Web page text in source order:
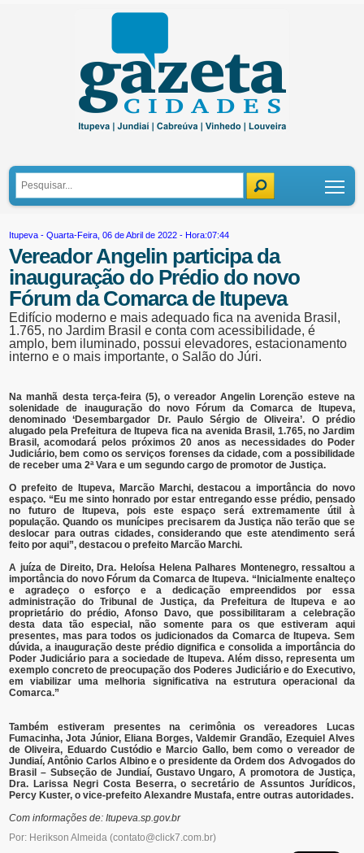
Itupeva - Quarta-Feira, 06 de Abril de 2022 - Hora:07:44
Vereador Angelin participa da
inauguração do Prédio do novo
Fórum da Comarca de Itupeva
Edifício moderno e mais adequado fica na avenida Brasil,
1.765, no Jardim Brasil e conta com acessibilidade, é
amplo, bem iluminado, possui elevadores, estacionamento
interno e o mais importante, o Salão do Júri.
Na manhã desta terça-feira (5), o vereador Angelin Lorenção esteve na
solenidade de inauguração do novo Fórum da Comarca de Itupeva,
denominado ‘Desembargador Dr. Paulo Sérgio de Oliveira’. O prédio
alugado pela Prefeitura de Itupeva fica na avenida Brasil, 1.765, no Jardim
Brasil, acomodará pelos próximos 20 anos as necessidades do Poder
Judiciário, bem como os serviços forenses da cidade, com a possibilidade
de receber uma 2ª Vara e um segundo cargo de promotor de Justiça.
O prefeito de Itupeva, Marcão Marchi, destacou a importância do novo
espaço. “Eu me sinto honrado por estar entregando esse prédio, pensado
no futuro de Itupeva, pois este espaço será extremamente útil à
população. Quando os munícipes precisarem da Justiça não terão que se
deslocar para outras cidades, considerando que este atendimento será
feito por aqui”, destacou o prefeito Marcão Marchi.
A juíza de Direito, Dra. Heloísa Helena Palhares Montenegro, ressaltou a
importância do novo Fórum da Comarca de Itupeva. “Inicialmente enalteço
e agradeço o esforço e a dedicação empreendidos por essa
administração do Tribunal de Justiça, da Prefeitura de Itupeva e ao
proprietário do prédio, Afonso Davo, que possibilitaram a celebração
desta data tão especial, não somente para os que estiveram aqui
presentes, mas para todos os judicionados da Comarca de Itupeva. Sem
dúvida, a inauguração deste prédio dignifica e consolida a importância do
Poder Judiciário para a sociedade de Itupeva. Além disso, representa um
exemplo concreto de preocupação dos Poderes Judiciário e do Executivo,
em viabilizar uma melhoria significativa na estrutura operacional da
Comarca.”
Também estiveram presentes na cerimônia os vereadores Lucas
Fumacinha, Jota Júnior, Eliana Borges, Valdemir Grandão, Ezequiel Alves
de Oliveira, Eduardo Custódio e Marcio Gallo, bem como o vereador de
Jundiaí, Antônio Carlos Albino e o presidente da Ordem dos Advogados do
Brasil – Subseção de Jundiaí, Gustavo Ungaro, A promotora de Justiça,
Dra. Larissa Negri Costa Beserra, o secretário de Assuntos Jurídicos,
Percy Kuster, o vice-prefeito Alexandre Mustafa, entre outras autoridades.
Com informações de: Itupeva.sp.gov.br
Por: Herikson Almeida (contato@click7.com.br)